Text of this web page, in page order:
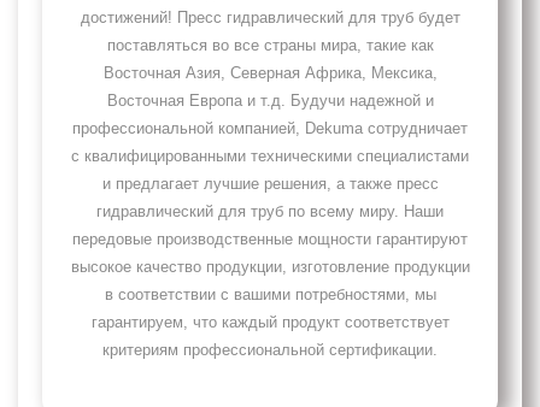
достижений! Пресс гидравлический для труб будет
поставляться во все страны мира, такие как
Восточная Азия, Северная Африка, Мексика,
Восточная Европа и т.д. Будучи надежной и
профессиональной компанией, Dekuma сотрудничает
с квалифицированными техническими специалистами
и предлагает лучшие решения, а также пресс
гидравлический для труб по всему миру. Наши
передовые производственные мощности гарантируют
высокое качество продукции, изготовление продукции
в соответствии с вашими потребностями, мы
гарантируем, что каждый продукт соответствует
критериям профессиональной сертификации.